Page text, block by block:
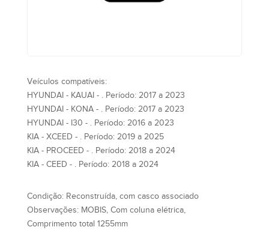
Veículos compatíveis:
HYUNDAI - KAUAI - . Período: 2017 a 2023
HYUNDAI - KONA - . Período: 2017 a 2023
HYUNDAI - I30 - . Período: 2016 a 2023
KIA - XCEED - . Período: 2019 a 2025
KIA - PROCEED - . Período: 2018 a 2024
KIA - CEED - . Período: 2018 a 2024
Condição: Reconstruída, com casco associado
Observações: MOBIS, Com coluna elétrica,
Comprimento total 1255mm